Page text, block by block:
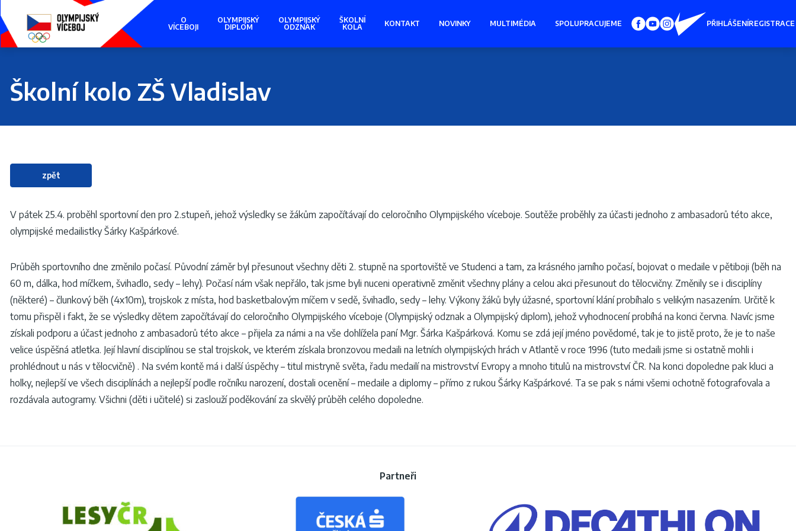
na
hlavní
obsah
O
VÍCEBOJI
OLYMPIJSKÝ
DIPLOM
OLYMPIJSKÝ
ODZNAK
ŠKOLNÍ
KOLA
KONTAKT NOVINKY MULTIMÉDIA SPOLUPRACUJEME PŘIHLÁŠENÍREGISTRACE
Školní kolo ZŠ Vladislav
zpět
V pátek 25.4. proběhl sportovní den pro 2.stupeň, jehož výsledky se žákům započítávají do celoročního Olympijského víceboje. Soutěže proběhly za účasti jednoho z ambasadorů této akce,
olympijské medailistky Šárky Kašpárkové.
Průběh sportovního dne změnilo počasí. Původní záměr byl přesunout všechny děti 2. stupně na sportoviště ve Studenci a tam, za krásného jarního počasí, bojovat o medaile v pětiboji (běh na
60 m, dálka, hod míčkem, švihadlo, sedy – lehy). Počasí nám však nepřálo, tak jsme byli nuceni operativně změnit všechny plány a celou akci přesunout do tělocvičny. Změnily se i disciplíny
(některé) – člunkový běh (4x10m), trojskok z místa, hod basketbalovým míčem v sedě, švihadlo, sedy – lehy. Výkony žáků byly úžasné, sportovní klání probíhalo s velikým nasazením. Určitě k
tomu přispěl i fakt, že se výsledky dětem započítávají do celoročního Olympijského víceboje (Olympijský odznak a Olympijský diplom), jehož vyhodnocení probíhá na konci června. Navíc jsme
získali podporu a účast jednoho z ambasadorů této akce – přijela za námi a na vše dohlížela paní Mgr. Šárka Kašpárková. Komu se zdá její jméno povědomé, tak je to jistě proto, že je to naše
velice úspěšná atletka. Její hlavní disciplínou se stal trojskok, ve kterém získala bronzovou medaili na letních olympijských hrách v Atlantě v roce 1996 (tuto medaili jsme si ostatně mohli i
prohlédnout u nás v tělocvičně) . Na svém kontě má i další úspěchy – titul mistryně světa, řadu medailí na mistrovství Evropy a mnoho titulů na mistrovství ČR. Na konci dopoledne pak kluci a
holky, nejlepší ve všech disciplínách a nejlepší podle ročníku narození, dostali ocenění – medaile a diplomy – přímo z rukou Šárky Kašpárkové. Ta se pak s námi všemi ochotně fotografovala a
rozdávala autogramy. Všichni (děti i učitelé) si zaslouží poděkování za skvělý průběh celého dopoledne.
Partneři